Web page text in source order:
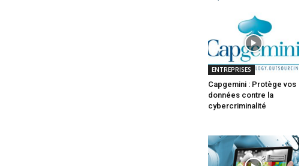
ENTREPRISES
Capgemini : Protège vos
données contre la
cybercriminalité